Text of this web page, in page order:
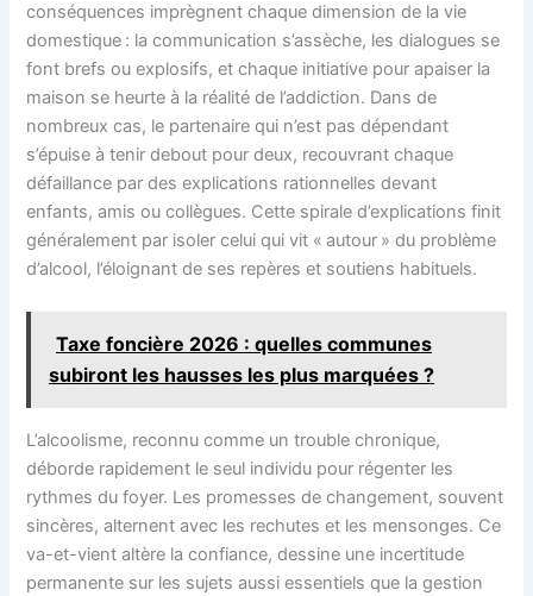
conséquences imprègnent chaque dimension de la vie
domestique : la communication s’assèche, les dialogues se
font brefs ou explosifs, et chaque initiative pour apaiser la
maison se heurte à la réalité de l’addiction. Dans de
nombreux cas, le partenaire qui n’est pas dépendant
s’épuise à tenir debout pour deux, recouvrant chaque
défaillance par des explications rationnelles devant
enfants, amis ou collègues. Cette spirale d’explications finit
généralement par isoler celui qui vit « autour » du problème
d’alcool, l’éloignant de ses repères et soutiens habituels.
Taxe foncière 2026 : quelles communes
subiront les hausses les plus marquées ?
L’alcoolisme, reconnu comme un trouble chronique,
déborde rapidement le seul individu pour régenter les
rythmes du foyer. Les promesses de changement, souvent
sincères, alternent avec les rechutes et les mensonges. Ce
va-et-vient altère la confiance, dessine une incertitude
permanente sur les sujets aussi essentiels que la gestion